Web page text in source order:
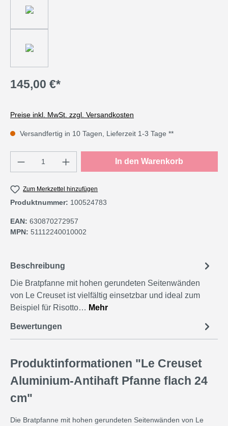
145,00 €*
Preise inkl. MwSt. zzgl. Versandkosten
Versandfertig in 10 Tagen, Lieferzeit 1-3 Tage **
Produkt Anzahl: Gib den gewünschten
In den Warenkorb
Zum Merkzettel hinzufügen
Produktnummer: 100524783
EAN: 630870272957
MPN: 51112240010002
Beschreibung
Die Bratpfanne mit hohen gerundeten Seitenwänden
von Le Creuset ist vielfältig einsetzbar und ideal zum
Beispiel für Risotto… Mehr
Bewertungen
Produktinformationen "Le Creuset
Aluminium-Antihaft Pfanne flach 24
cm"
Die Bratpfanne mit hohen gerundeten Seitenwänden von Le